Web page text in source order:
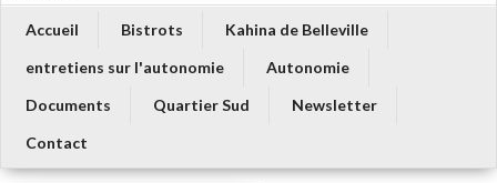
Accueil Bistrots
Kahina de Belleville
entretiens sur l'autonomie
Autonomie
Documents
Quartier Sud
Newsletter
Contact